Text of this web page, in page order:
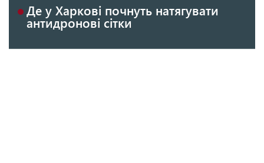
Де у Харкові почнуть натягувати
антидронові сітки